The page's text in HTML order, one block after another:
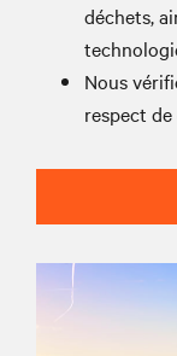
déchets,
Nous
respect